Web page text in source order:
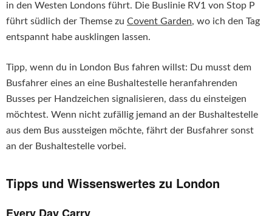
in den Westen Londons führt. Die Buslinie RV1 von Stop P
führt südlich der Themse zu Covent Garden, wo ich den Tag
entspannt habe ausklingen lassen.
Tipp, wenn du in London Bus fahren willst: Du musst dem
Busfahrer eines an eine Bushaltestelle heranfahrenden
Busses per Handzeichen signalisieren, dass du einsteigen
möchtest. Wenn nicht zufällig jemand an der Bushaltestelle
aus dem Bus aussteigen möchte, fährt der Busfahrer sonst
an der Bushaltestelle vorbei.
Tipps und Wissenswertes zu London